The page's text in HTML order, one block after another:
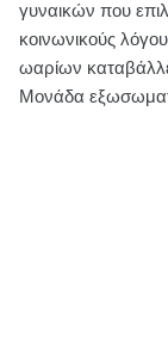
γυναικών που
κοινωνικούς
ωαρίων
Μονάδα